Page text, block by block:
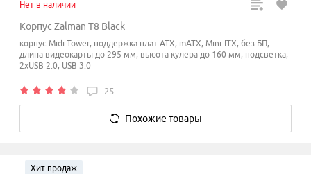
Нет в наличии
Корпус Zalman T8 Black
корпус Midi-Tower, поддержка плат ATX, mATX, Mini-ITX, без БП,
длина видеокарты до 295 мм, высота кулера до 160 мм, подсветка,
2xUSB 2.0, USB 3.0
25
Похожие товары
Хит продаж